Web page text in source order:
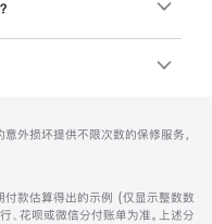
损坏提供不限次数的保修服务，
付款估算得出的示例 (仅显示整数数
、花呗或微信分付账单为准。上述分